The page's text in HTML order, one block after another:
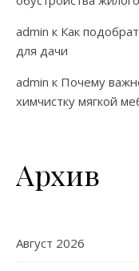
admin к Как
для дачи
admin к Почему
химчистку мягкой
Архив
Август 2026